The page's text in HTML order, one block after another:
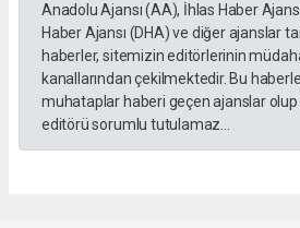
Anadolu Ajansı (AA), İhlas Haber
Haber Ajansı (DHA) ve diğer ajanslar
haberler, sitemizin editörlerinin
kanallarından çekilmektedir. Bu
muhataplar haberi geçen ajanslar
editörü sorumlu tutulamaz...